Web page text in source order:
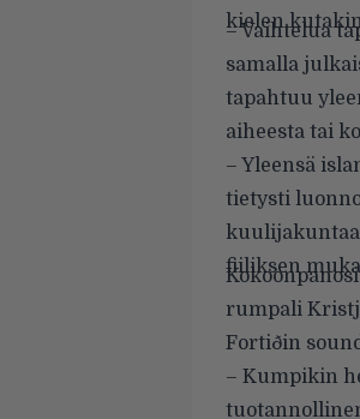
kielen
– Vaihtelua
samalla
tapahtuu
aiheesta tai
– Yleensä
tietysti
fiiliksen
rumpali
Fortiðin
– Kumpikin